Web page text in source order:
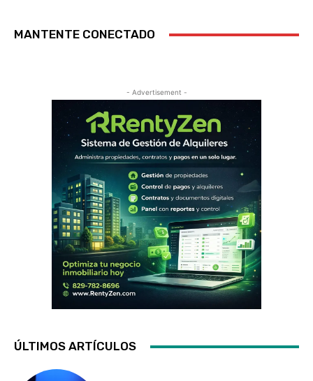
MANTENTE CONECTADO
- Advertisement -
ÚLTIMOS ARTÍCULOS